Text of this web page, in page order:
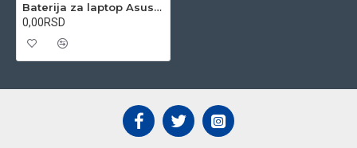
Baterija za laptop Asus A31-UL30 15V 4400mAh 8 cell Li-ion
0,00RSD